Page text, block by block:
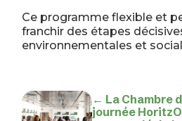
Ce programme flexible et
franchir des étapes
environnementales et
← La Chambre
journée